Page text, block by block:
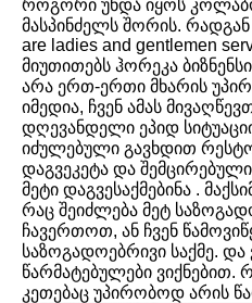
როგორი უნდა იყოს
მასპინძელს შორის.
are ladies and gentlemen
მიუთითებს ჰორეკა
არა ერთ-ერთი მხარის
იმედია, ჩვენ ამას
დღევანდელი ეპიდ
იძულებული გავხდით
დაგვეკეტა და
მეტი დაგვესაქმებინა .
რაც შეიძლება მეტ
ჩავერთოთ, ან ჩვენ
საზოგადოებრივი საქმე.
წარმატებულები ვიქნებით.
კეთებაც უპირობოდ არის